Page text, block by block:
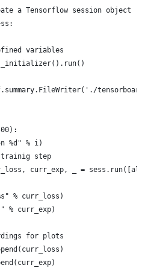
a Tensorflow session object
variables
%d" % i)
step
curr_exp, _ =
% curr_loss)
% curr_exp)
for plots